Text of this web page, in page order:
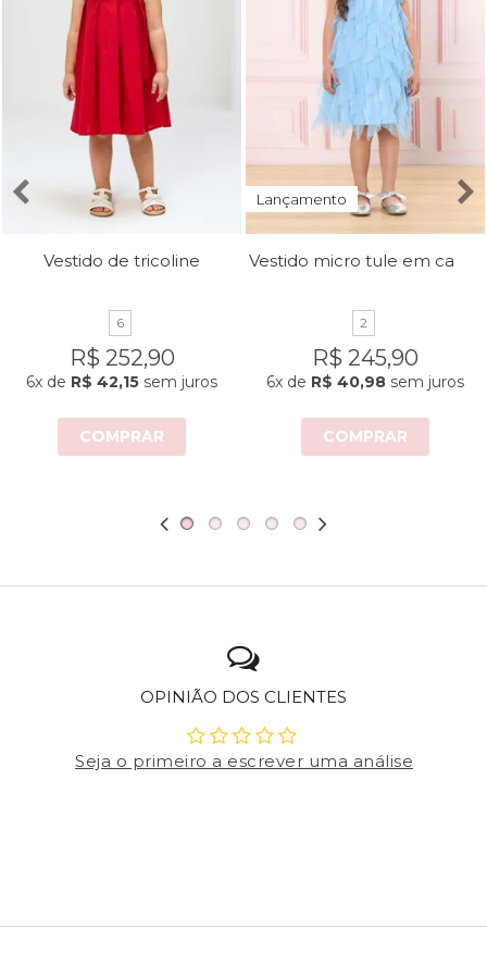
Vestido de tricoline
6
R$ 252,90
6x de R$ 42,15 sem juros
COMPRAR
Lançamento
2
R$ 245,90
6x de R$ 40,98 sem juros
COMPRAR
OPINIÃO DOS CLIENTES
Seja o primeiro a escrever uma análise